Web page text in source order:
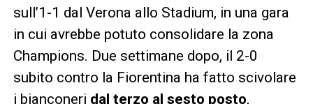
sull’1-1 dal Verona allo Stadium, in una gara
in cui avrebbe potuto consolidare la zona
Champions. Due settimane dopo, il 2-0
subito contro la Fiorentina ha fatto scivolare
i bianconeri dal terzo al sesto posto,